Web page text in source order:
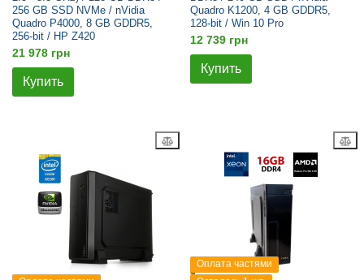
256 GB SSD NVMe / nVidia
Quadro P4000, 8 GB GDDR5,
256-bit / HP Z420
21 978 грн
Купить
Quadro K1200, 4 GB GDDR5,
128-bit / Win 10 Pro
12 739 грн
Купить
Оплата частями